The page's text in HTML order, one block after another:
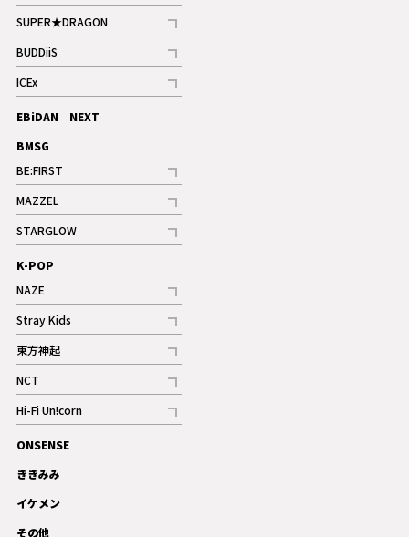
記事
SUPER★DRAGON
記事
BUDDiiS
記事
ICEx
記事
EBiDAN NEXT
BMSG
BE:FIRST
記事
ギャラリー
MAZZEL
記事
ギャラリー
STARGLOW
記事
K-POP
NAZE
記事
Stray Kids
記事
東方神起
記事
NCT
記事
Hi-Fi Un!corn
記事
ギャラリー
ONSENSE
ききみみ
イケメン
その他